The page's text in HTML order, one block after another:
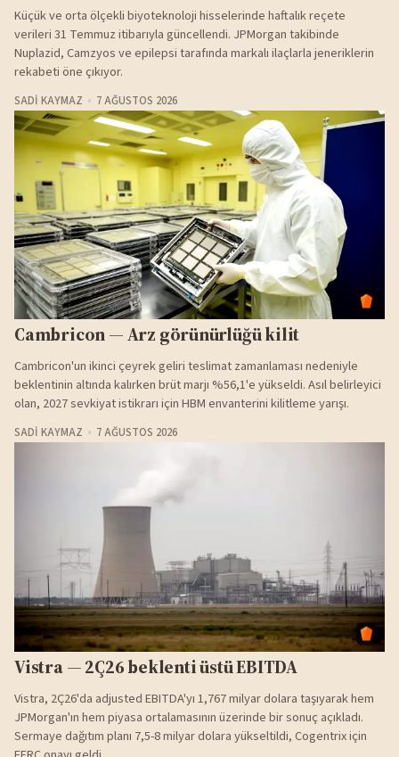
Küçük ve orta ölçekli biyoteknoloji hisselerinde haftalık reçete
verileri 31 Temmuz itibarıyla güncellendi. JPMorgan takibinde
Nuplazid, Camzyos ve epilepsi tarafında markalı ilaçlarla jeneriklerin
rekabeti öne çıkıyor.
SADI KAYMAZ 7 AĞUSTOS 2026
Cambricon — Arz görünürlüğü kilit
Cambricon'un ikinci çeyrek geliri teslimat zamanlaması nedeniyle
beklentinin altında kalırken brüt marjı %56,1'e yükseldi. Asıl belirleyici
olan, 2027 sevkiyat istikrarı için HBM envanterini kilitleme yarışı.
SADI KAYMAZ 7 AĞUSTOS 2026
Vistra — 2Ç26 beklenti üstü EBITDA
Vistra, 2Ç26'da adjusted EBITDA'yı 1,767 milyar dolara taşıyarak hem
JPMorgan'ın hem piyasa ortalamasının üzerinde bir sonuç açıkladı.
Sermaye dağıtım planı 7,5-8 milyar dolara yükseltildi, Cogentrix için